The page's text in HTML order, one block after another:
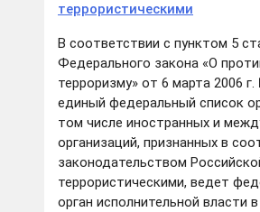
террористическими
В соответствии с пунктом 5
Федерального закона «О
терроризму» от 6 марта 2006
единый федеральный список
том числе иностранных и
организаций, признанных в
законодательством
террористическими, ведет
орган исполнительной власти